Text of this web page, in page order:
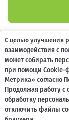
Информация о
гамме и стоимости
их проведения,
характер и ни
определяемой
Российской
С целью улучшения
взаимодействия с
может собирать
при помощи Cookie-
Метрика» согласно
Продолжая работу с
обработку
отключить файлы